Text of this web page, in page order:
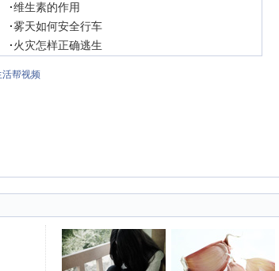
·维生素的作用
·雾天如何安全行车
·火灾怎样正确逃生
活帮视频